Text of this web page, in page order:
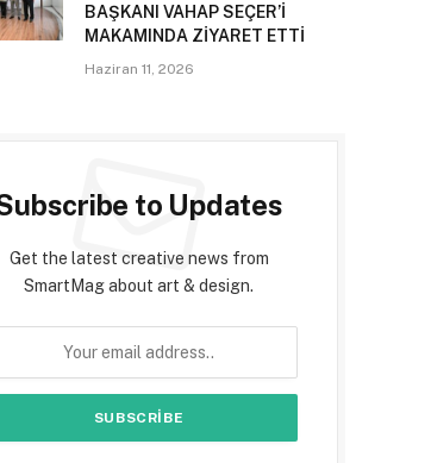
BAŞKANI VAHAP SEÇER’İ
MAKAMINDA ZİYARET ETTİ
Haziran 11, 2026
to Updates
Get the latest creative news from
SmartMag about art & design.